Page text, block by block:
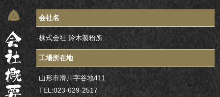
会社名
株式会社 鈴木製粉所
工場所在地
山形市滑川字谷地411
TEL:023-629-2517